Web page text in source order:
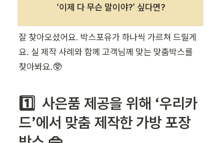
‘이제 다 무슨 말이야?’ 싶다면?
잘 찾아오셨어요. 박스포유가 하나씩 가르쳐 드릴게
요. 실 제작 사례와 함께 고객님께 맞는 맞춤박스를
찾아봐요.🥸
1️⃣  사은품 제공을 위해 ‘우리카
드’에서 맞춤 제작한 가방 포장